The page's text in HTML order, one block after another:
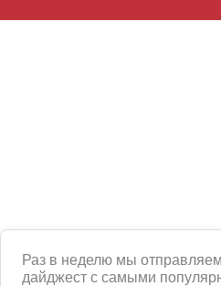
Раз в неделю мы отправляем
дайджест с самыми